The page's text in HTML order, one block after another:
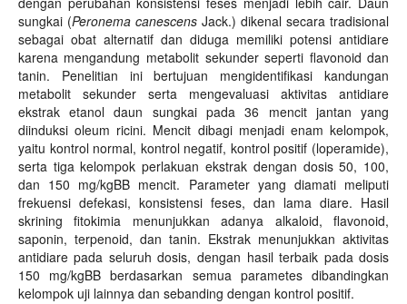
sungkai (Peronema canescens Jack.) dikenal secara tradisional
sebagai obat alternatif dan diduga memiliki potensi antidiare
karena mengandung metabolit sekunder seperti flavonoid dan
tanin. Penelitian ini bertujuan mengidentifikasi kandungan
metabolit sekunder serta mengevaluasi aktivitas antidiare
ekstrak etanol daun sungkai pada 36 mencit jantan yang
diinduksi oleum ricini. Mencit dibagi menjadi enam kelompok,
yaitu kontrol normal, kontrol negatif, kontrol positif (loperamide),
serta tiga kelompok perlakuan ekstrak dengan dosis 50, 100,
dan 150 mg/kgBB mencit. Parameter yang diamati meliputi
frekuensi defekasi, konsistensi feses, dan lama diare. Hasil
skrining fitokimia menunjukkan adanya alkaloid, flavonoid,
saponin, terpenoid, dan tanin. Ekstrak menunjukkan aktivitas
antidiare pada seluruh dosis, dengan hasil terbaik pada dosis
150 mg/kgBB berdasarkan semua parametes dibandingkan
kelompok uji lainnya dan sebanding dengan kontrol positif.